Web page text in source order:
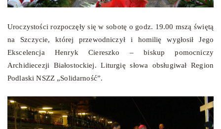
Uroczystości rozpoczęły się w sobotę o godz. 19.00 mszą świętą
na Szczycie, której przewodniczył i homilię wygłosił Jego
Ekscelencja Henryk Ciereszko – biskup pomocniczy
Archidiecezji Białostockiej. Liturgię słowa obsługiwał Region
Podlaski NSZZ „Solidarność”.